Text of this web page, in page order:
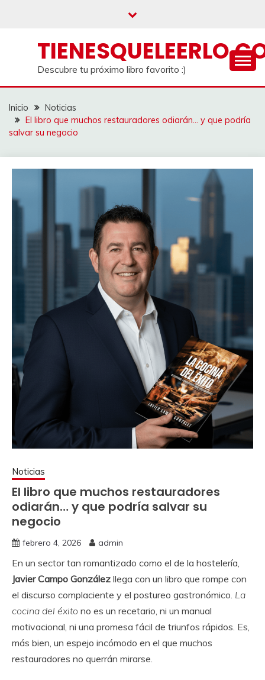
Descubre tu próximo libro favorito :)
Inicio
Noticias
El libro que muchos restauradores odiarán… y que podría
salvar su negocio
Noticias
El libro que muchos restauradores
odiarán… y que podría salvar su
negocio
febrero 4, 2026 admin
En un sector tan romantizado como el de la hostelería,
Javier Campo González llega con un libro que rompe con
el discurso complaciente y el postureo gastronómico. La
cocina del éxito no es un recetario, ni un manual
motivacional, ni una promesa fácil de triunfos rápidos. Es,
más bien, un espejo incómodo en el que muchos
restauradores no querrán mirarse.